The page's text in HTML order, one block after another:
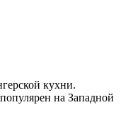
кухни.
на Западной